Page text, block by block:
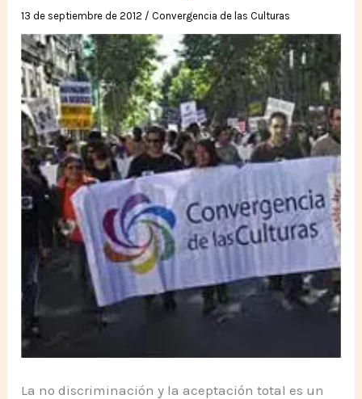
13 de septiembre de 2012 / Convergencia de las Culturas
La no discriminación y la aceptación total es un